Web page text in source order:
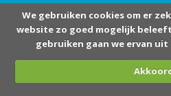
We gebruiken cookies om er
website zo goed mogelijk
gebruiken gaan we ervan